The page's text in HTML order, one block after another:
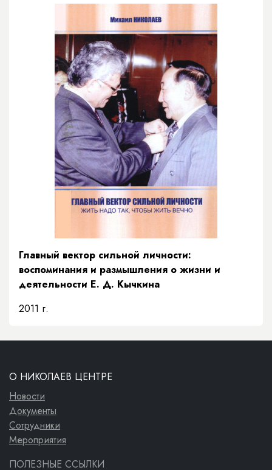
Главный вектор сильной личности:
воспоминания и размышления о жизни и
деятельности Е. Д. Кычкина
2011 г.
О НИКОЛАЕВ ЦЕНТРЕ
Новости
Документы
Сотрудники
Мероприятия
ПОЛЕЗНЫЕ ССЫЛКИ